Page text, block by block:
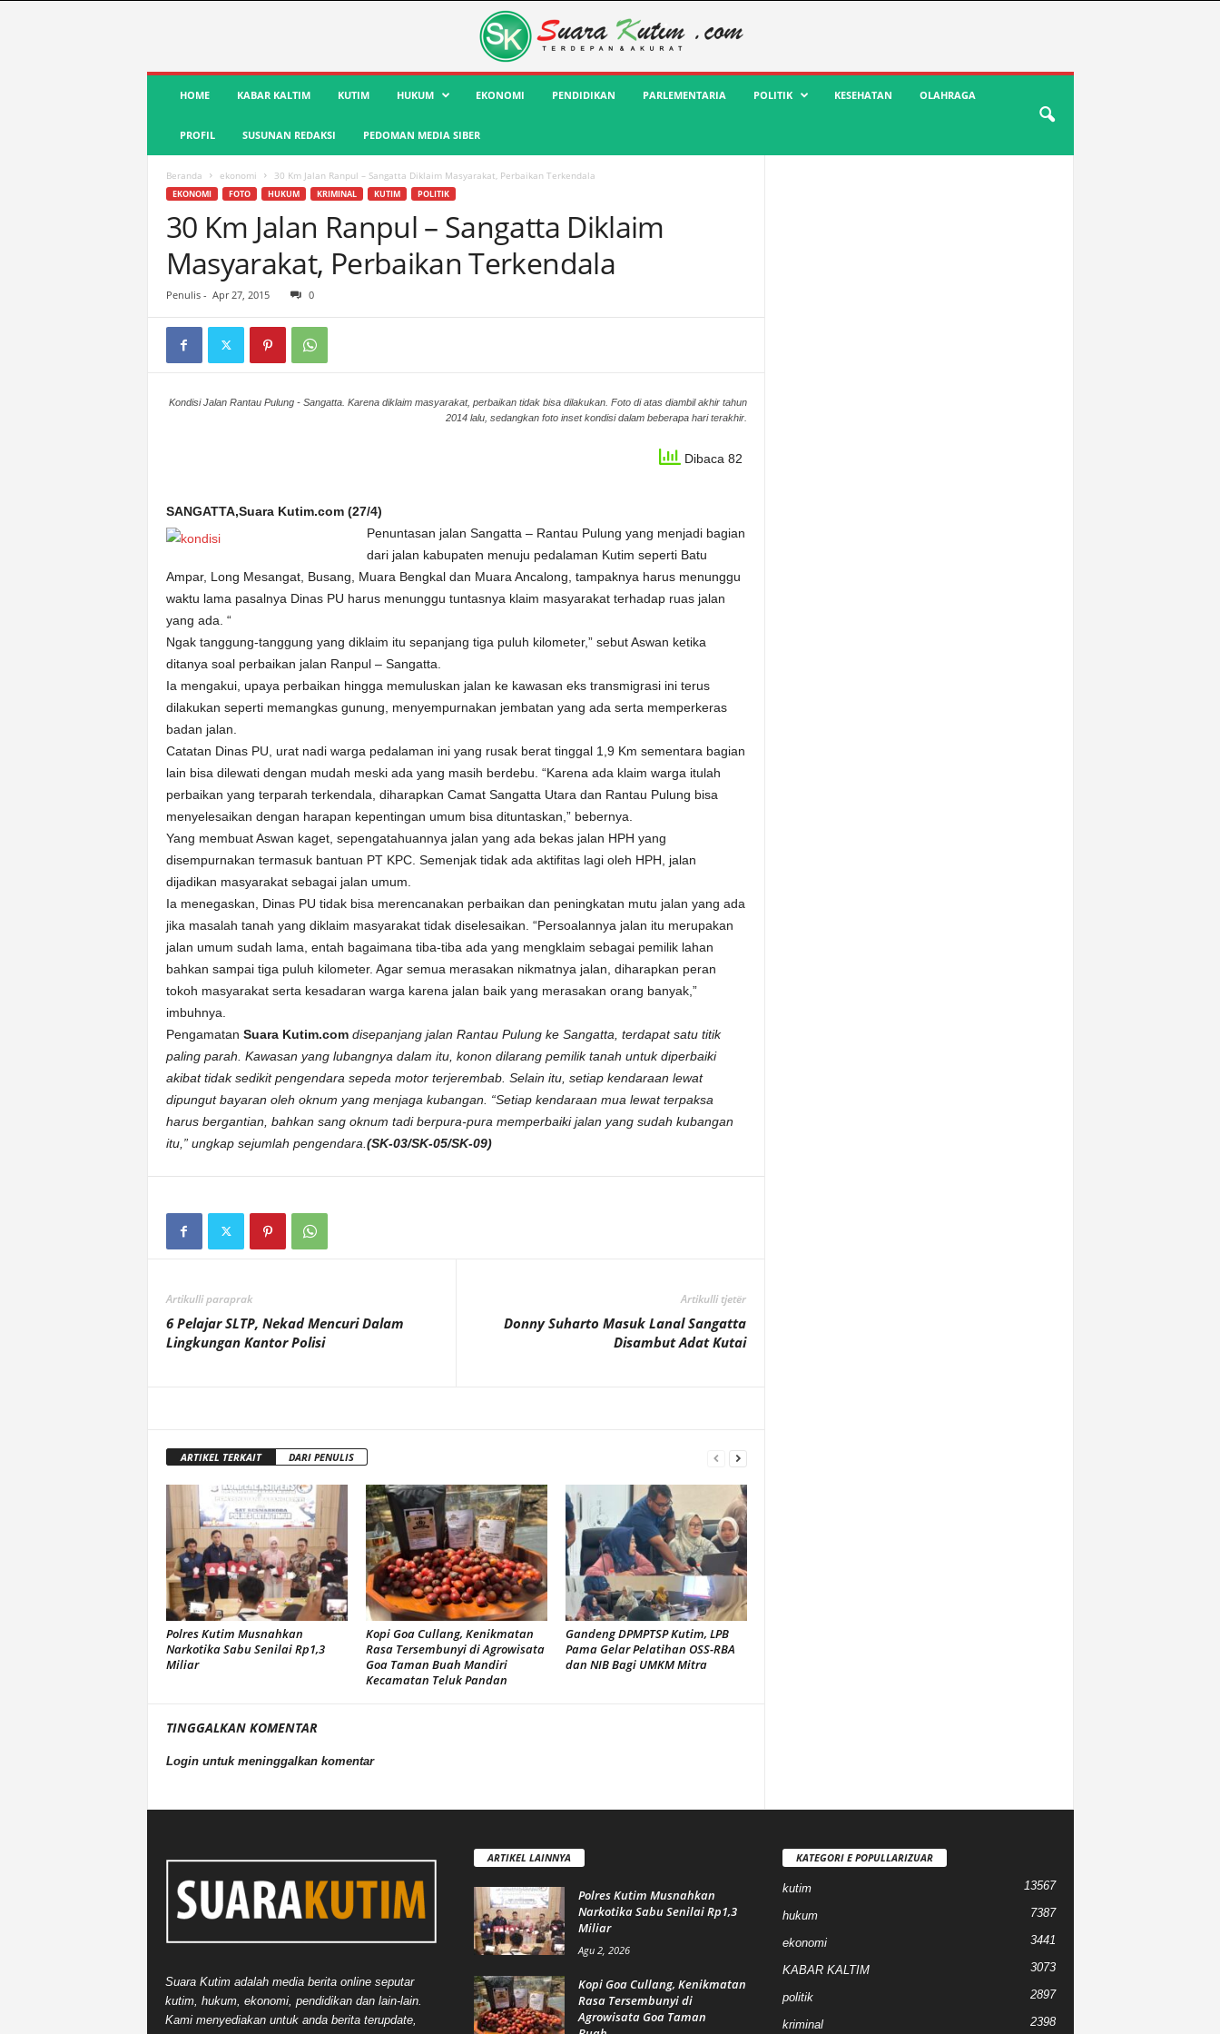
a
HOME KABAR KALTIM KUTIM HUKUM EKONOMI PENDIDIKAN PARLEMENTARIA POLITIK KESEHATAN OLAHRAGA
PROFIL SUSUNAN REDAKSI PEDOMAN MEDIA SIBER
Beranda ekonomi 30 Km Jalan Ranpul – Sangatta Diklaim Masyarakat, Perbaikan Terkendala
EKONOMI FOTO HUKUM KRIMINAL KUTIM POLITIK
30 Km Jalan Ranpul – Sangatta Diklaim
Masyarakat, Perbaikan Terkendala
Penulis - Apr 27, 2015 0
Kondisi Jalan Rantau Pulung - Sangatta. Karena diklaim masyarakat, perbaikan tidak bisa dilakukan. Foto di atas diambil akhir tahun
2014 lalu, sedangkan foto inset kondisi dalam beberapa hari terakhir.
Dibaca 82
SANGATTA,Suara Kutim.com (27/4)
Penuntasan jalan Sangatta – Rantau Pulung yang menjadi bagian
dari jalan kabupaten menuju pedalaman Kutim seperti Batu
Ampar, Long Mesangat, Busang, Muara Bengkal dan Muara Ancalong, tampaknya harus menunggu
waktu lama pasalnya Dinas PU harus menunggu tuntasnya klaim masyarakat terhadap ruas jalan
yang ada. “
Ngak tanggung-tanggung yang diklaim itu sepanjang tiga puluh kilometer,” sebut Aswan ketika
ditanya soal perbaikan jalan Ranpul – Sangatta.
Ia mengakui, upaya perbaikan hingga memuluskan jalan ke kawasan eks transmigrasi ini terus
dilakukan seperti memangkas gunung, menyempurnakan jembatan yang ada serta memperkeras
badan jalan.
Catatan Dinas PU, urat nadi warga pedalaman ini yang rusak berat tinggal 1,9 Km sementara bagian
lain bisa dilewati dengan mudah meski ada yang masih berdebu. “Karena ada klaim warga itulah
perbaikan yang terparah terkendala, diharapkan Camat Sangatta Utara dan Rantau Pulung bisa
menyelesaikan dengan harapan kepentingan umum bisa dituntaskan,” bebernya.
Yang membuat Aswan kaget, sepengatahuannya jalan yang ada bekas jalan HPH yang
disempurnakan termasuk bantuan PT KPC. Semenjak tidak ada aktifitas lagi oleh HPH, jalan
dijadikan masyarakat sebagai jalan umum.
Ia menegaskan, Dinas PU tidak bisa merencanakan perbaikan dan peningkatan mutu jalan yang ada
jika masalah tanah yang diklaim masyarakat tidak diselesaikan. “Persoalannya jalan itu merupakan
jalan umum sudah lama, entah bagaimana tiba-tiba ada yang mengklaim sebagai pemilik lahan
bahkan sampai tiga puluh kilometer. Agar semua merasakan nikmatnya jalan, diharapkan peran
tokoh masyarakat serta kesadaran warga karena jalan baik yang merasakan orang banyak,”
imbuhnya.
Pengamatan Suara Kutim.comdisepanjang jalan Rantau Pulung ke Sangatta, terdapat satu titik
paling parah. Kawasan yang lubangnya dalam itu, konon dilarang pemilik tanah untuk diperbaiki
akibat tidak sedikit pengendara sepeda motor terjerembab. Selain itu, setiap kendaraan lewat
dipungut bayaran oleh oknum yang menjaga kubangan. “Setiap kendaraan mua lewat terpaksa
harus bergantian, bahkan sang oknum tadi berpura-pura memperbaiki jalan yang sudah kubangan
itu,” ungkap sejumlah pengendara. (SK-03/SK-05/SK-09)
Artikulli paraprak
6 Pelajar SLTP, Nekad Mencuri Dalam
Lingkungan Kantor Polisi
Artikulli tjetër
Donny Suharto Masuk Lanal Sangatta
Disambut Adat Kutai
ARTIKEL TERKAIT DARI PENULIS
Polres Kutim Musnahkan
Narkotika Sabu Senilai Rp1,3
Miliar
Kopi Goa Cullang, Kenikmatan
Rasa Tersembunyi di Agrowisata
Goa Taman Buah Mandiri
Kecamatan Teluk Pandan
Gandeng DPMPTSP Kutim, LPB
Pama Gelar Pelatihan OSS-RBA
dan NIB Bagi UMKM Mitra
TINGGALKAN KOMENTAR
Login untuk meninggalkan komentar
Suara Kutim adalah media berita online seputar
kutim, hukum, ekonomi, pendidikan dan lain-lain.
Kami menyediakan untuk anda berita terupdate,
ARTIKEL LAINNYA
Polres Kutim Musnahkan
Narkotika Sabu Senilai Rp1,3
Miliar
Agu 2, 2026
Kopi Goa Cullang, Kenikmatan
Rasa Tersembunyi di
Agrowisata Goa Taman
KATEGORI E POPULLARIZUAR
kutim 13567
hukum 7387
ekonomi 3441
KABAR KALTIM 3073
politik 2897
kriminal 2398